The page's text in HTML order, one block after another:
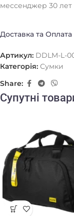
мессенджер 30 лет
Доставка та Оплата
Артикул: DDLM-L-
Категорія: Сумки
Share:
Супутні